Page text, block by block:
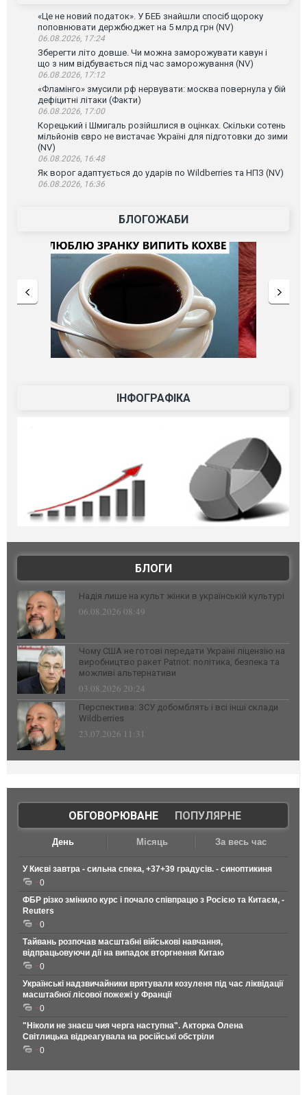
«Це не новий податок». У БЕБ знайшли спосіб щороку
поповнювати держбюджет на 5 млрд грн (NV)
06.08.2026, 17:24
Зберегти літо довше. Чи можна заморожувати кавун і
що з ним відбувається під час заморожування (NV)
06.08.2026, 17:12
«Фламінго» змусили рф нервувати: москва повернула у бій
дефіцитні літаки (Факти)
06.08.2026, 17:00
Корецький і Шмигаль розійшлися в оцінках. Скільки сотень
мільйонів євро не вистачає Україні для підготовки до зими
(NV)
06.08.2026, 16:48
Як ворог адаптується до ударів по Wildberries та НПЗ (NV)
06.08.2026, 16:36
БЛОГОЖАБИ
ІНФОГРАФІКА
БЛОГИ
Надія лише на культ жінки в українській культурі
06.08.2026 08:49
Чому США не готові передати Україні ліцензію на
виробництво ракет Patriot: політика, безпека та
можливі альтернативи
03.08.2026 20:24
Перспектива: ЗСУ добомблять і всі інші склади
Wildberries
23.07.2026 11:31
ОБГОВОРЮВАНЕ| ПОПУЛЯРНЕ
День Місяць За весь час
У Києві завтра - сильна спека, +37+39 градусів. - синоптикиня
0
ФБР різко змінило курс і почало співпрацю з Росією та Китаєм, -
Reuters
0
Тайвань розпочав масштабні військові навчання,
відпрацьовуючи дії на випадок вторгнення Китаю
0
Українські надзвичайники врятували козуленя під час ліквідації
масштабної лісової пожежі у Франції
0
"Ніколи не знаєш чия черга наступна". Акторка Олена
Світлицька відреагувала на російські обстріли
0